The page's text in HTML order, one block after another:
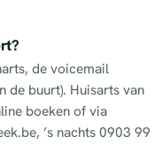
de voicemail
de buurt). Huisarts van
boeken of via
’s nachts 0903 99